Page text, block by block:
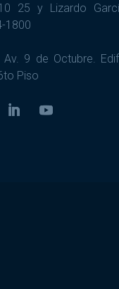
25 y Lizardo
1800
Av. 9 de Octubre.
Piso